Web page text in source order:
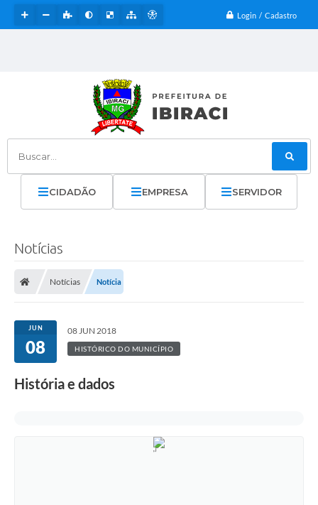
Login / Cadastro
Buscar...
CIDADÃO EMPRESA SERVIDOR
Notícias
Notícias Notícia
JUN
08
08 JUN 2018
HISTÓRICO DO MUNICÍPIO
História e dados